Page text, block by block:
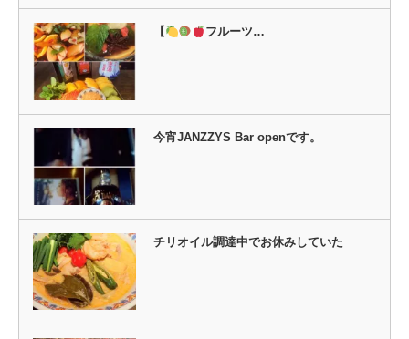
ま
す) 【 フルーツ…
今宵JANZZYS Bar openです。
チリオイル調達中でお休みしていた